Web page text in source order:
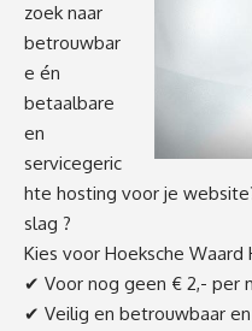
zoek naar
betrouwbar
e én
betaalbare
en
servicegeric
hte hosting voor je
slag ?
Kies voor Hoeksche Waard
✔ Voor nog geen € 2,- per
✔ Veilig en betrouwbaar